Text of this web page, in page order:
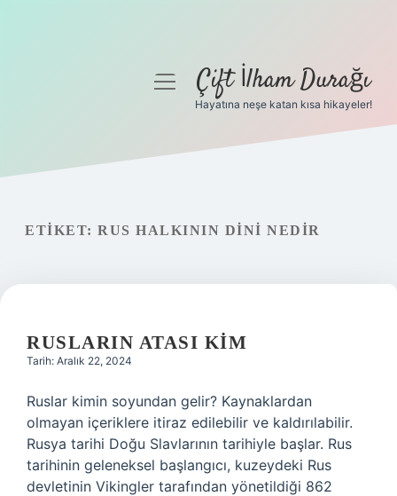
Gizlilik Politikası
menüyüÇift İlham Durağı
Hayatına neşe katan kısa hikayeler!
ETIKET: RUS HALKININ DINI NEDIR
RUSLARIN ATASI KIM
Tarih: Aralık 22, 2024
Ruslar kimin soyundan gelir? Kaynaklardan
olmayan içeriklere itiraz edilebilir ve kaldırılabilir.
Rusya tarihi Doğu Slavlarının tarihiyle başlar. Rus
tarihinin geleneksel başlangıcı, kuzeydeki Rus
devletinin Vikingler tarafından yönetildiği 862